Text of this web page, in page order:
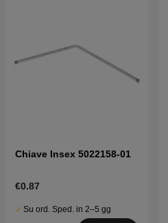
Chiave Insex 5022158-01
€0.87
Su ord. Sped. in 2–5 gg